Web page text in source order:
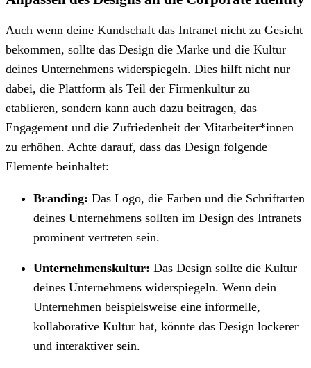
Auch wenn deine Kundschaft das Intranet nicht zu Gesicht
bekommen, sollte das Design die Marke und die Kultur
deines Unternehmens widerspiegeln. Dies hilft nicht nur
dabei, die Plattform als Teil der Firmenkultur zu
etablieren, sondern kann auch dazu beitragen, das
Engagement und die Zufriedenheit der Mitarbeiter*innen
zu erhöhen. Achte darauf, dass das Design folgende
Elemente beinhaltet:
Branding: Das Logo, die Farben und die Schriftarten
deines Unternehmens sollten im Design des Intranets
prominent vertreten sein.
Unternehmenskultur: Das Design sollte die Kultur
deines Unternehmens widerspiegeln. Wenn dein
Unternehmen beispielsweise eine informelle,
kollaborative Kultur hat, könnte das Design lockerer
und interaktiver sein.